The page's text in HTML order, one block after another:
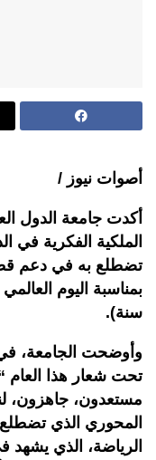
أصوات نيوز /
أكدت جامعة الدول
الملكية الفكرية في
تضطلع به في دعم
سنة).
وأوضحت الجامعة، في
تحت شعار هذا العام
مستعدون، جاهزون،
المحوري الذي
الرياضة، الذي يشهد